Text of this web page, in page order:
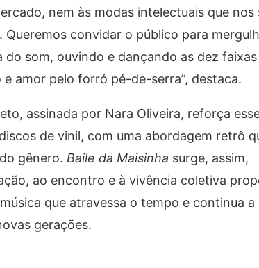
nem às modas intelectuais que nos
convidar o público para
do som, ouvindo e dançando as dez
amor pelo forró pé-de-serra”, destaca.
assinada por Nara Oliveira, reforça
de vinil, com uma abordagem retrô
gênero. Baile da Maisinha surge, assim,
ao encontro e à vivência coletiva
que atravessa o tempo e continua a
gerações.